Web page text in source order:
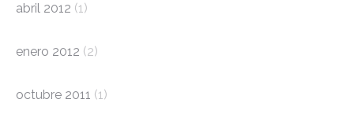
abril 2012 (1)
enero 2012 (2)
octubre 2011 (1)